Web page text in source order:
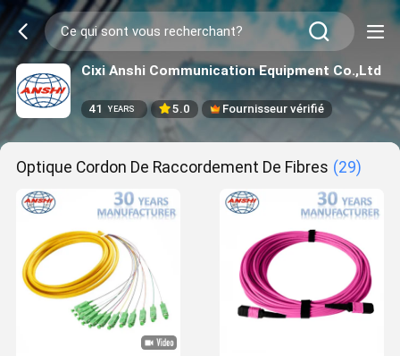
Cixi Anshi Communication Equipment Co.,Ltd
41 YEARS 5.0 Fournisseur vérifié
Optique Cordon De Raccordement De Fibres (29)